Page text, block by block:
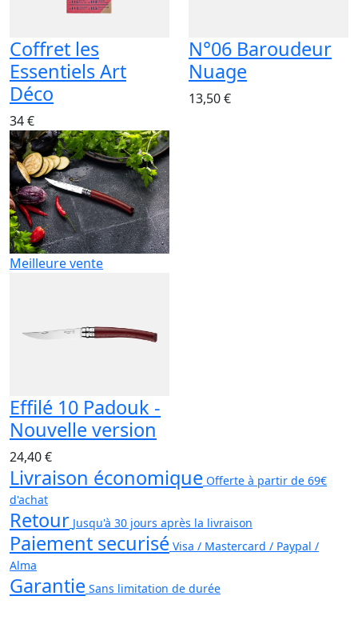
Coffret les
Essentiels Art
Déco
34 €
N°06 Baroudeur
Nuage
13,50 €
Meilleure vente
Effilé 10 Padouk -
Nouvelle version
24,40 €
Livraison économique Offerte à partir de 69€
d'achat
Retour Jusqu'à 30 jours après la livraison
Paiement securisé Visa / Mastercard / Paypal /
Alma
Garantie Sans limitation de durée